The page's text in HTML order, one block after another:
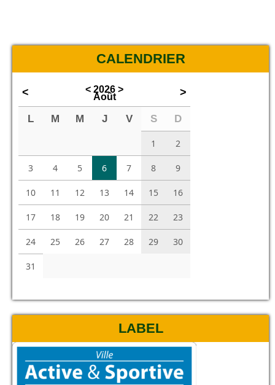
CALENDRIER
< < 2026 >
Août >
L M M J V S D
1 2
3 4 5 6 7 8 9
10 11 12 13 14 15 16
17 18 19 20 21 22 23
24 25 26 27 28 29 30
31
LABEL